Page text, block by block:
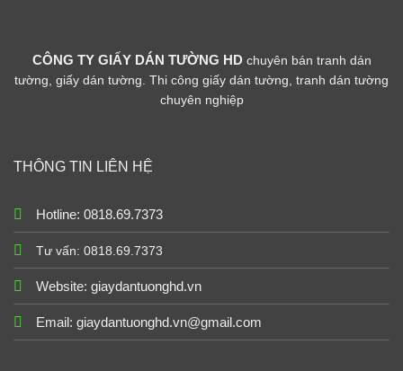
CÔNG TY GIẤY DÁN TƯỜNG HD chuyên bán tranh dán
tường, giấy dán tường. Thi công giấy dán tường, tranh dán tường
chuyên nghiệp
THÔNG TIN LIÊN HỆ
Hotline: 0818.69.7373
Tư vấn: 0818.69.7373
Website: giaydantuonghd.vn
Email: giaydantuonghd.vn@gmail.com